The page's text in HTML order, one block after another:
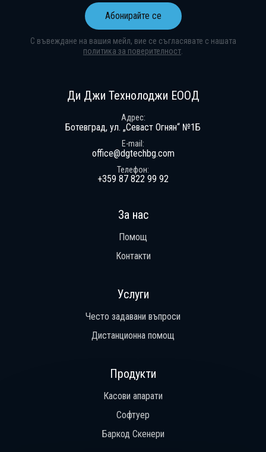
За нас
Помощ
Контакти
Услуги
Често задавани въпроси
Дистанционна помощ
Продукти
Касови апарати
Софтуер
Баркод Скенери
Ди Джи Технолоджи ЕООД
Адрес
Ботевград, ул. „Севаст Огнян“ №1Б
E-mail
office@dgtechbg.com
Телефон
+359 87 822 99 92
Абонирайте се
С въвеждане на вашия мейл, вие се съгласявате с нашата
политика за поверителност